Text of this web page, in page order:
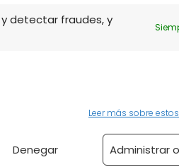
detectar fraudes, y
Leer más sobre
Denegar Administrar
se centran en la
y cuidado personal
el Casco